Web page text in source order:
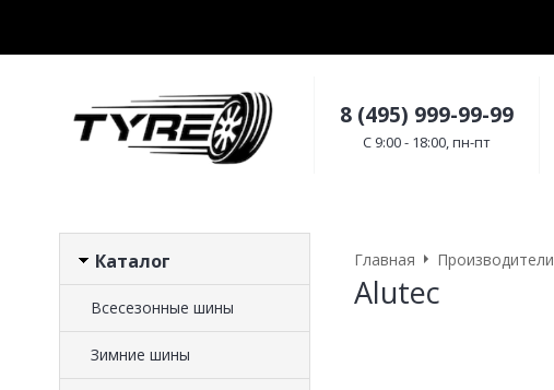
8 (495) 999-99-99
C 9:00 - 18:00, пн-пт
Каталог
Всесезонные шины
Зимние шины
Главная Производители
Alutec